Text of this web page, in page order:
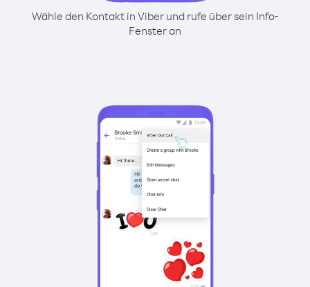
Wähle den Kontakt in Viber und rufe über sein Info-
Fenster an